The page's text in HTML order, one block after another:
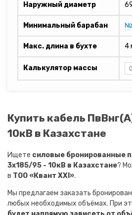
Наружный диаметр
Минимальный барабан №
Макс. длина в бухте 4
Калькулятор массы
Купить кабель
10кВ в Казахстане
Ищете силовые бронированные
3х185/95 - 10кВ в Казахстане?
в ТОО «Квант XXI».
Мы предлагаем заказать
любых необходимых объёмах. При